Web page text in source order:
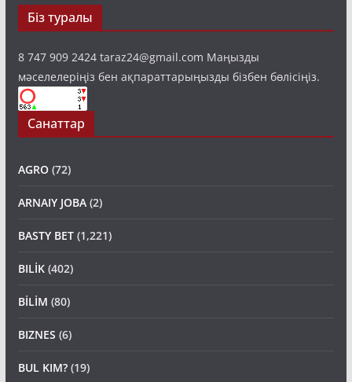
Біз туралы
8 747 909 2424 taraz24@gmail.com Маңызды
мәселелеріңіз бен ақпараттарыңызды бізбен бөлісіңіз.
Санаттар
AGRO(72)
ARNAIY JOBA(2)
BASTY BET(1,221)
BILİK(402)
BİLİM (80)
BIZNES (6)
BUL KIM?(19)